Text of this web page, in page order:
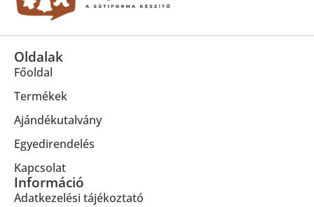
Oldalak
Főoldal
Termékek
Ajándékutalvány
Egyedirendelés
Kapcsolat
Információ
Adatkezelési tájékoztató